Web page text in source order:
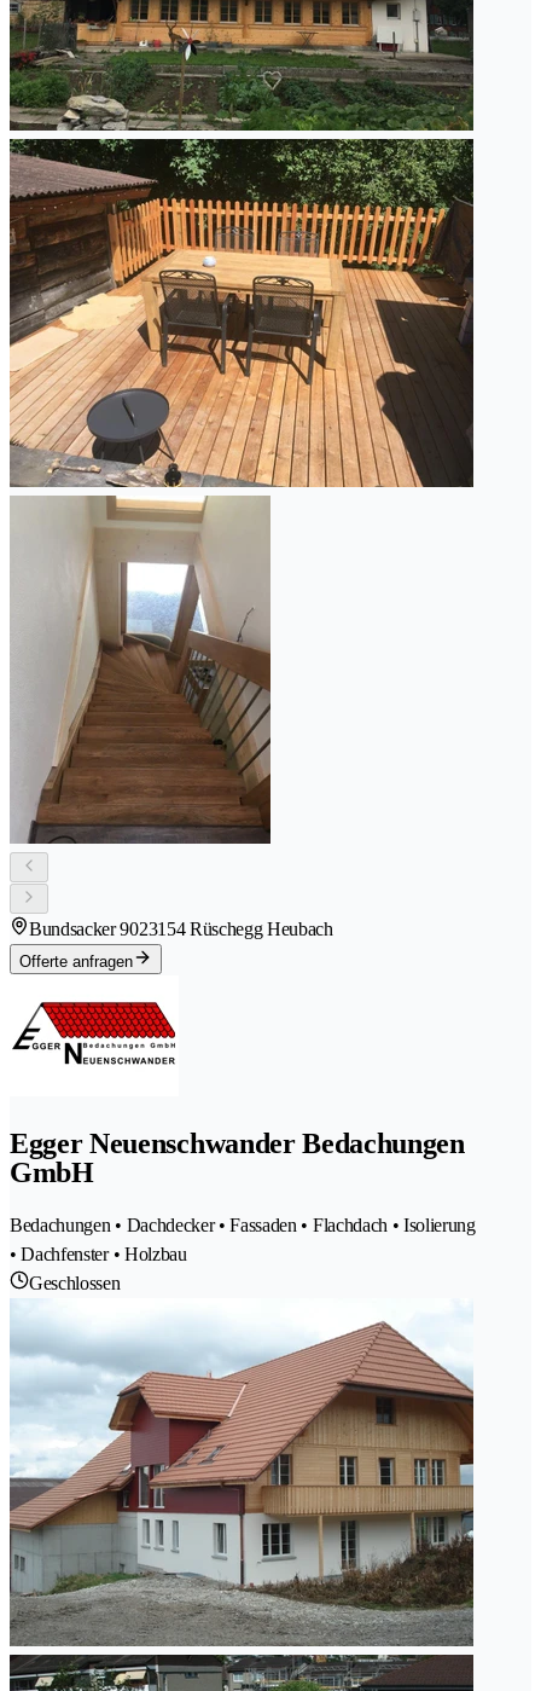
Bundsacker 9023154 Rüschegg Heubach
Offerte anfragen
Egger Neuenschwander Bedachungen
GmbH
Bedachungen • Dachdecker • Fassaden • Flachdach • Isolierung
• Dachfenster • Holzbau
Geschlossen